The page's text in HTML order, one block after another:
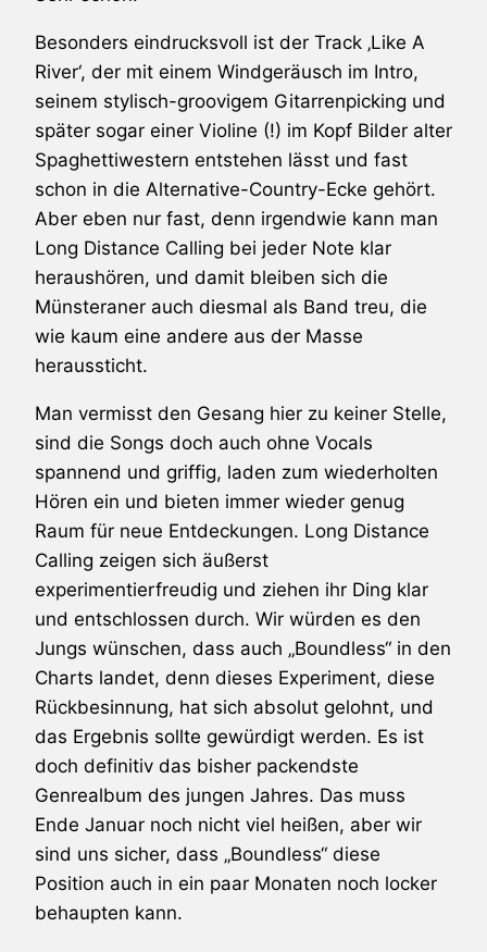
Besonders eindrucksvoll ist der Track ‚Like A
River‘, der mit einem Windgeräusch im Intro,
seinem stylisch-groovigem Gitarrenpicking und
später sogar einer Violine (!) im Kopf Bilder alter
Spaghettiwestern entstehen lässt und fast
schon in die Alternative-Country-Ecke gehört.
Aber eben nur fast, denn irgendwie kann man
Long Distance Calling bei jeder Note klar
heraushören, und damit bleiben sich die
Münsteraner auch diesmal als Band treu, die
wie kaum eine andere aus der Masse
heraussticht.
Man vermisst den Gesang hier zu keiner Stelle,
sind die Songs doch auch ohne Vocals
spannend und griffig, laden zum wiederholten
Hören ein und bieten immer wieder genug
Raum für neue Entdeckungen. Long Distance
Calling zeigen sich äußerst
experimentierfreudig und ziehen ihr Ding klar
und entschlossen durch. Wir würden es den
Jungs wünschen, dass auch „Boundless“ in den
Charts landet, denn dieses Experiment, diese
Rückbesinnung, hat sich absolut gelohnt, und
das Ergebnis sollte gewürdigt werden. Es ist
doch definitiv das bisher packendste
Genrealbum des jungen Jahres. Das muss
Ende Januar noch nicht viel heißen, aber wir
sind uns sicher, dass „Boundless“ diese
Position auch in ein paar Monaten noch locker
behaupten kann.